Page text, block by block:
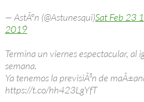
— AstÃºn (@Astunesqui)Sat Feb 23
2019
Termina un viernes espectacular, al
semana.
Ya tenemos la previsiÃ³n de maÃ±ana
https://t.co/hh423LgYfT